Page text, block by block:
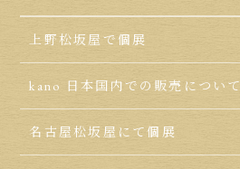
上野松坂屋で個展
kano 日本国内での販売について
名古屋松坂屋にて個展